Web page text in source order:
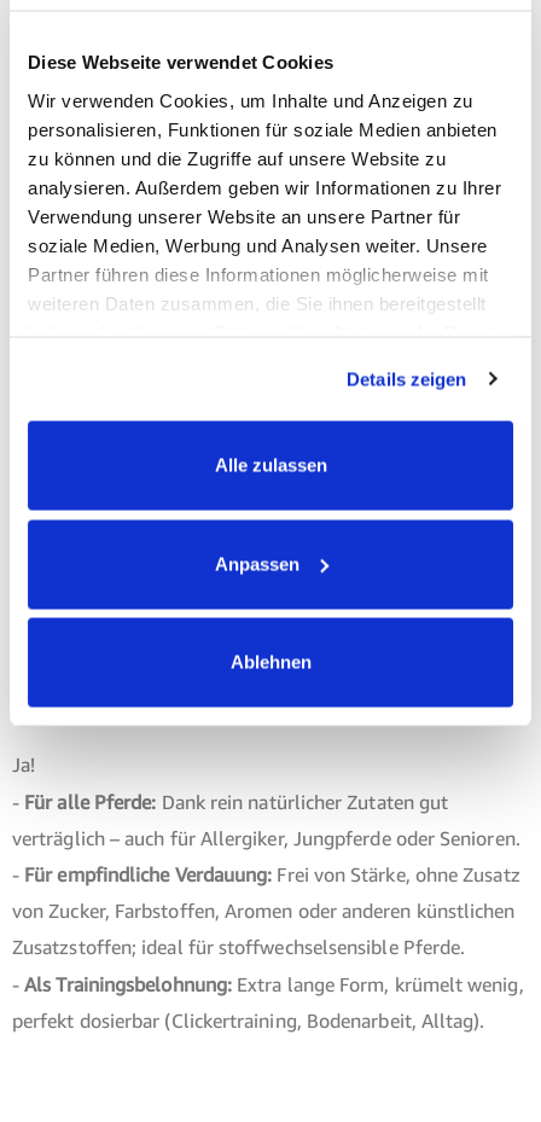
Diese Webseite verwendet Cookies
Wir verwenden Cookies, um Inhalte und Anzeigen zu
personalisieren, Funktionen für soziale Medien anbieten
zu können und die Zugriffe auf unsere Website zu
analysieren. Außerdem geben wir Informationen zu Ihrer
Verwendung unserer Website an unsere Partner für
soziale Medien, Werbung und Analysen weiter. Unsere
Partner führen diese Informationen möglicherweise mit
weiteren Daten zusammen, die Sie ihnen bereitgestellt
Details zeigen
Alle zulassen
Anpassen
Ablehnen
Warum sind biostickies Premium Leckerlis für
Pferde?
Echte Natur, die dein Pferd liebt.
Unsere zuckerarmen Premium-Pellets bestehen aus 100 %
Bio-Zutaten. Sie sind frei von Zusatzstoffen und Stärke –
dafür mit echten, sortenreinen Kräutern wie Thymian,
Belohnung beim Training oder im Alltag. Schonende
Herstellung bewahrt Nährstoffe und Aromen für maximalen
Geschmack ganz ohne Kompromisse.
Jetzt unsere Pferdeleckerlis ausprobieren –
solange der Vorrat reicht!
Sind biostickies als Belohnung für mein Pferd
Ja!
- Für alle Pferde: Dank rein natürlicher Zutaten gut
verträglich – auch für Allergiker, Jungpferde oder Senioren.
- Für empfindliche Verdauung: Frei von Stärke, ohne Zusatz
von Zucker, Farbstoffen, Aromen oder anderen künstlichen
Zusatzstoffen; ideal für stoffwechselsensible Pferde.
-Als Trainingsbelohnung: Extra lange Form, krümelt wenig,
perfekt dosierbar (Clickertraining, Bodenarbeit, Alltag).